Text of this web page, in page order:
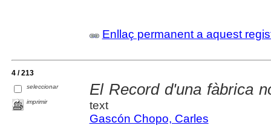
Enllaç permanent a aquest
4 / 213
seleccionar
imprimir
El Record d'una fàbrica
text
Gascón Chopo, Carles